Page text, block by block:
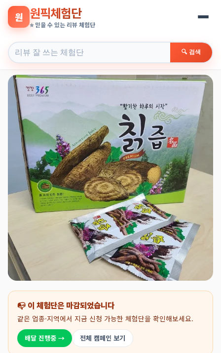
원 원픽체험단
⭐ 믿을 수 있는 리뷰 체험단
🔍 검색
📭 이 체험단은 마감되었습니다
같은 업종·지역에서 지금 신청 가능한 체험단을 확인해보세요.
배달 진행중 → 전체 캠페인 보기